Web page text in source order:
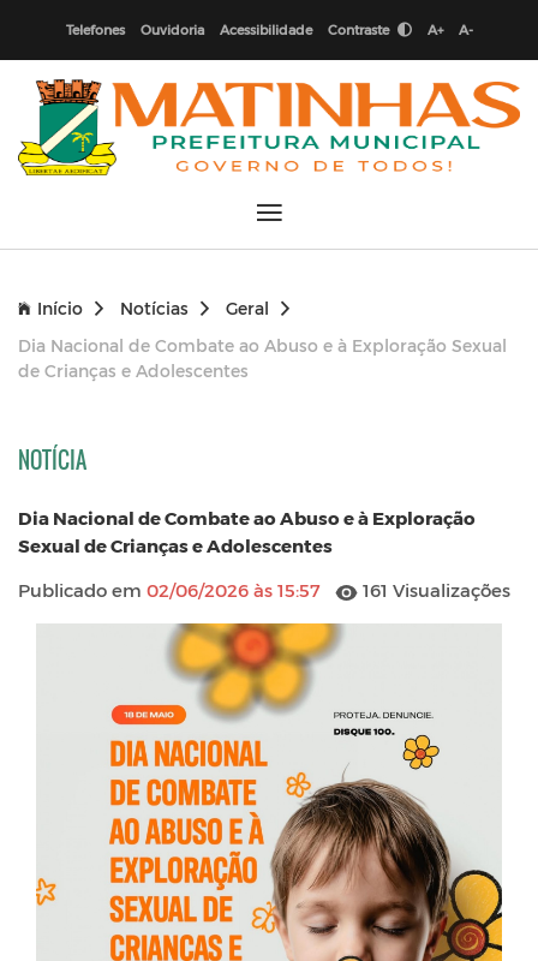
Telefones Ouvidoria Acessibilidade Contraste A+ A-
Início Notícias
Geral
Dia Nacional de Combate ao Abuso e à Exploração Sexual
de Crianças e Adolescentes
NOTÍCIA
Dia Nacional de Combate ao Abuso e à Exploração
Sexual de Crianças e Adolescentes
Publicado em 02/06/2026 às 15:57 161 Visualizações